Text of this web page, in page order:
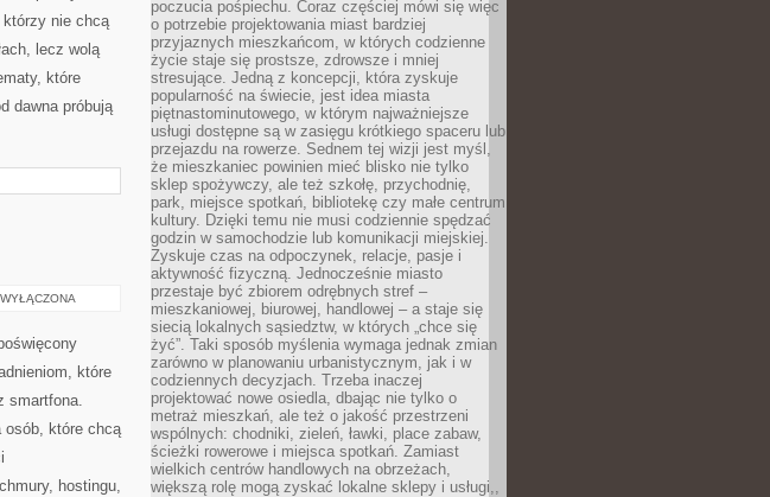
nie chcą
lecz wolą
które
dawna próbują
które
smartfona.
osób, które chcą
hostingu,
poczucia pośpiechu. Coraz częściej mówi się więc
o potrzebie projektowania miast bardziej
przyjaznych mieszkańcom, w których codzienne
życie staje się prostsze, zdrowsze i mniej
stresujące. Jedną z koncepcji, która zyskuje
popularność na świecie, jest idea miasta
piętnastominutowego, w którym najważniejsze
usługi dostępne są w zasięgu krótkiego spaceru lub
przejazdu na rowerze. Sednem tej wizji jest myśl,
że mieszkaniec powinien mieć blisko nie tylko
sklep spożywczy, ale też szkołę, przychodnię,
park, miejsce spotkań, bibliotekę czy małe centrum
kultury. Dzięki temu nie musi codziennie spędzać
godzin w samochodzie lub komunikacji miejskiej.
Zyskuje czas na odpoczynek, relacje, pasje i
aktywność fizyczną. Jednocześnie miasto
przestaje być zbiorem odrębnych stref –
mieszkaniowej, biurowej, handlowej – a staje się
siecią lokalnych sąsiedztw, w których „chce się
żyć”. Taki sposób myślenia wymaga jednak zmian
zarówno w planowaniu urbanistycznym, jak i w
codziennych decyzjach. Trzeba inaczej
projektować nowe osiedla, dbając nie tylko o
metraż mieszkań, ale też o jakość przestrzeni
wspólnych: chodniki, zieleń, ławki, place zabaw,
ścieżki rowerowe i miejsca spotkań. Zamiast
wielkich centrów handlowych na obrzeżach,
większą rolę mogą zyskać lokalne sklepy i usługi,,